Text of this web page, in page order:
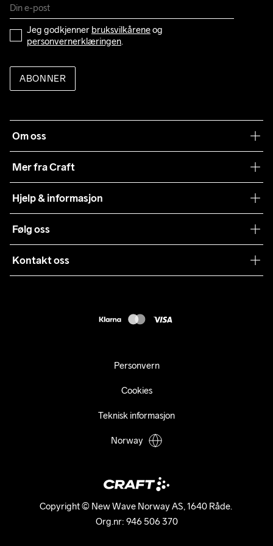
Jeg godkjenner bruksvilkårene
personvernerklæringen.
ABONNER
Om oss
Mer fra Craft
Teamwear
Bærekraft
Samarbeid
Hjelp & informasjon
Vilkår & Betingelser
Returer
Følg oss
Kontakt oss
Copyright © New Wave Norway AS, 1640 Råde.
Org.nr: 946 506 370
Personvern
Cookies
Teknisk informasjon
Norway